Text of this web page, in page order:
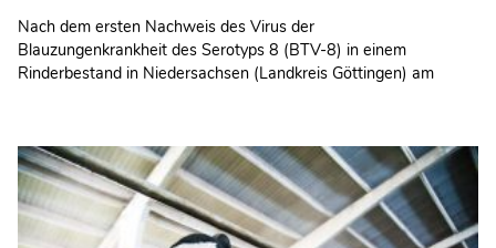
Nach dem ersten Nachweis des Virus der
Blauzungenkrankheit des Serotyps 8 (BTV-8) in einem
Rinderbestand in Niedersachsen (Landkreis Göttingen) am
Handelsrestriktionszone nun auf weitere Teile
Niedersachsens. Das teilt das Niedersächsische Ministerium
für Ernährung, Landwirtschaft und Verbraucherschutz (ML)
mit.